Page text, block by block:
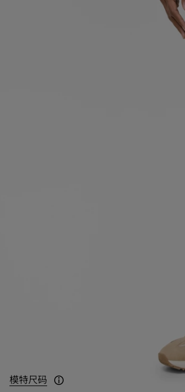
模特尺码
模特身高 186cm，身穿 UK M 码。